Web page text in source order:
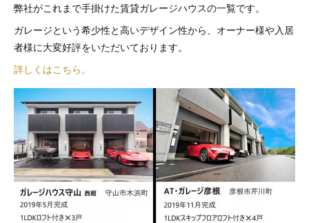
弊社がこれまで手掛けた賃貸ガレージハウスの一覧です。
ガレージという希少性と高いデザイン性から、オーナー様や入居
者様に大変好評をいただいております。
詳しくはこちら。